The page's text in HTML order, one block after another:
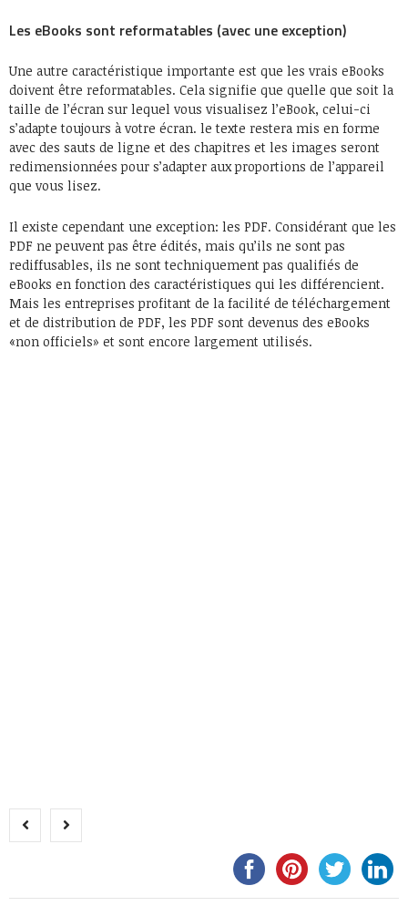
Les eBooks sont reformatables (avec une exception)
Une autre caractéristique importante est que les vrais eBooks
doivent être reformatables. Cela signifie que quelle que soit la
taille de l’écran sur lequel vous visualisez l’eBook, celui-ci
s’adapte toujours à votre écran. le texte restera mis en forme
avec des sauts de ligne et des chapitres et les images seront
redimensionnées pour s’adapter aux proportions de l’appareil
que vous lisez.
Il existe cependant une exception: les PDF. Considérant que les
PDF ne peuvent pas être édités, mais qu’ils ne sont pas
rediffusables, ils ne sont techniquement pas qualifiés de
eBooks en fonction des caractéristiques qui les différencient.
Mais les entreprises profitant de la facilité de téléchargement
et de distribution de PDF, les PDF sont devenus des eBooks
«non officiels» et sont encore largement utilisés.